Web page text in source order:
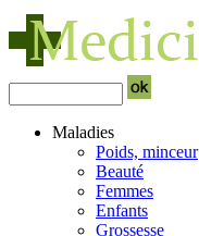
Maladies
Poids, minceur
Beauté
Femmes
Enfants
Grossesse